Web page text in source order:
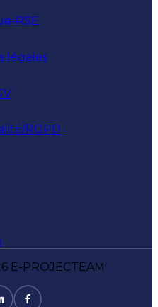
RSE
légales
RGPD
E-PROJECTEAM